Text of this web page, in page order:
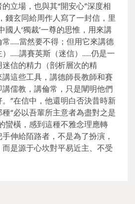
立場，也與其“開安心”深度相
錢玄同給周作人寫了一封信，里
國人‘獨裁’一尊的思惟，用來講
……當然要不得；但用它來講德
……講賽英斯（迷信）……仍是一
信的精力（剖析層次的精
這些工具，講德師長教師和賽
儒教，講倫常，只是闡明他們
”在信中，他還明白否決昔時新
“必以吾輩所主意者為盡對之是
蠻橫，感到這種不雅念理應轉
伸給陌路者，不是為了扮演，
是源于心坎對平易近主、不受